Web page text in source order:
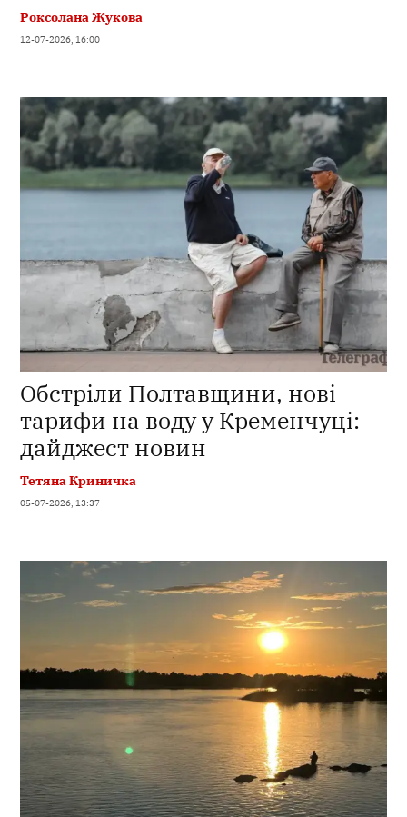
Роксолана Жукова
12-07-2026, 16:00
Обстріли Полтавщини, нові
тарифи на воду у Кременчуці:
дайджест новин
Тетяна Криничка
05-07-2026, 13:37